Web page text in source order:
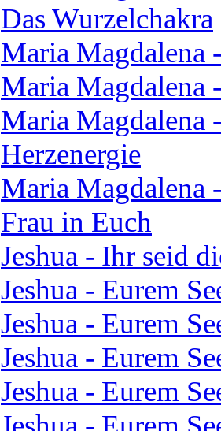
Das Wurzelchakra
Maria Magdalena
Maria Magdalena
Maria Magdalena
Herzenergie
Maria Magdalena
Frau in Euch
Jeshua - Ihr seid
Jeshua - Eurem
Jeshua - Eurem
Jeshua - Eurem
Jeshua - Eurem